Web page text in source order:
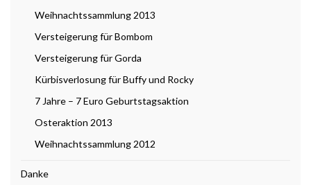
Weihnachtssammlung 2013
Versteigerung für Bombom
Versteigerung für Gorda
Kürbisverlosung für Buffy und Rocky
7 Jahre – 7 Euro Geburtstagsaktion
Osteraktion 2013
Weihnachtssammlung 2012
Danke